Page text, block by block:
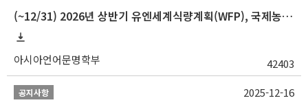
(~12/31) 2026년 상반기 유엔세계식량계획(WFP), 국제농업개발기금(IFAD) 및 유엔아동기금(UNICEF) 인턴십 프로그램 참가자 모집
아시아언어문명학부 42403
공지사항 2025-12-16